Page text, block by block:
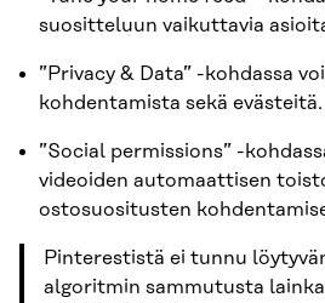
suositteluun vaikuttavia
”Privacy & Data” -kohdassa
kohdentamista sekä evästeitä.
”Social permissions” -
videoiden automaattisen
ostosuositusten
Pinterestistä ei tunnu
algoritmin sammutusta